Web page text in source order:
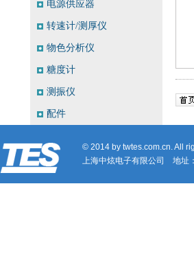
电源供应器
转速计/测厚仪
物色分析仪
糖度计
测振仪
配件
© 2014 by twtes.com.cn. All
上海中炫电子有限公司 地址